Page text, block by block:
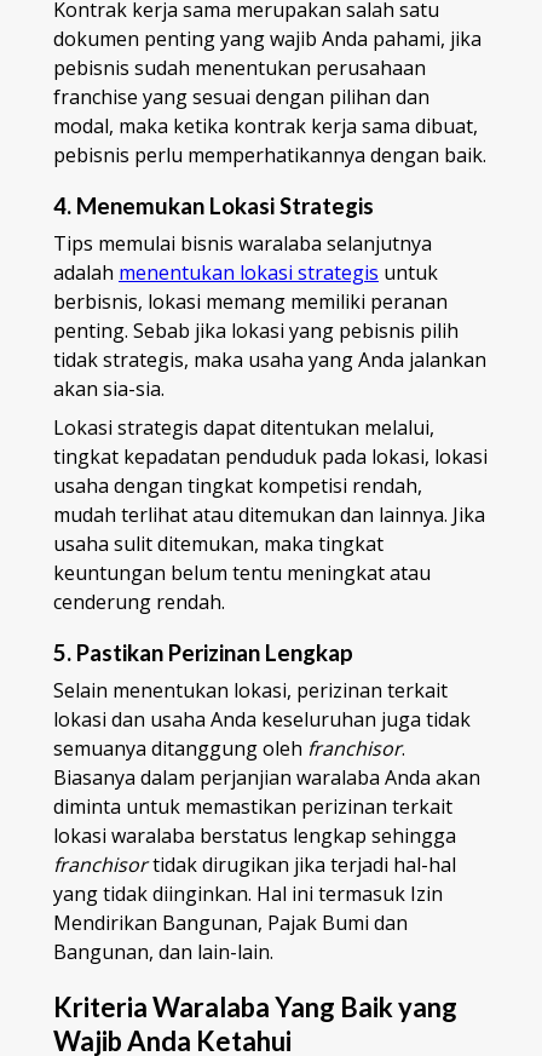
Kontrak kerja sama merupakan salah satu
dokumen penting yang wajib Anda pahami, jika
pebisnis sudah menentukan perusahaan
franchise yang sesuai dengan pilihan dan
modal, maka ketika kontrak kerja sama dibuat,
pebisnis perlu memperhatikannya dengan baik.
4. Menemukan Lokasi Strategis
Tips memulai bisnis waralaba selanjutnya
adalah menentukan lokasi strategis untuk
berbisnis, lokasi memang memiliki peranan
penting. Sebab jika lokasi yang pebisnis pilih
tidak strategis, maka usaha yang Anda jalankan
akan sia-sia.
Lokasi strategis dapat ditentukan melalui,
tingkat kepadatan penduduk pada lokasi, lokasi
usaha dengan tingkat kompetisi rendah,
mudah terlihat atau ditemukan dan lainnya. Jika
usaha sulit ditemukan, maka tingkat
keuntungan belum tentu meningkat atau
cenderung rendah.
5. Pastikan Perizinan Lengkap
Selain menentukan lokasi, perizinan terkait
lokasi dan usaha Anda keseluruhan juga tidak
semuanya ditanggung oleh franchisor.
Biasanya dalam perjanjian waralaba Anda akan
diminta untuk memastikan perizinan terkait
lokasi waralaba berstatus lengkap sehingga
franchisortidak dirugikan jika terjadi hal-hal
yang tidak diinginkan. Hal ini termasuk Izin
Mendirikan Bangunan, Pajak Bumi dan
Bangunan, dan lain-lain.
Kriteria Waralaba Yang Baik yang
Wajib Anda Ketahui